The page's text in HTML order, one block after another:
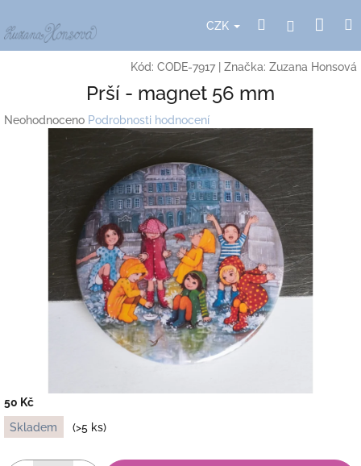
na
obsah
CZK HledatPřihlášení
Kód: CODE-7917 Značka: Zuzana Honsová
Prší - magnet 56 mm
Průměrné
Neohodnoceno Podrobnosti hodnocení
50 Kč
Měrná
cena:
Skladem (>5 ks)